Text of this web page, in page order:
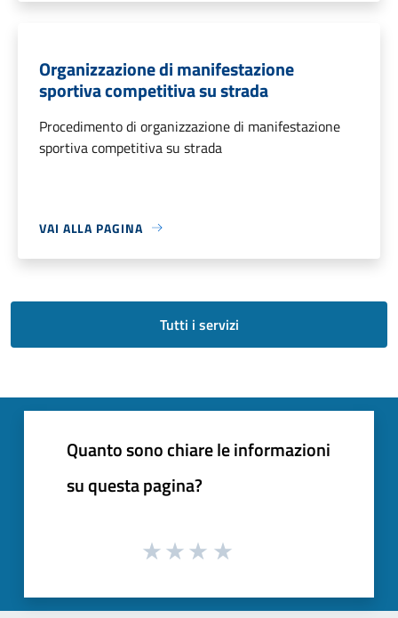
Organizzazione di manifestazione
sportiva competitiva su strada
Procedimento di organizzazione di manifestazione
sportiva competitiva su strada
VAI ALLA PAGINA
Tutti i servizi
Quanto sono chiare le informazioni
su questa pagina?